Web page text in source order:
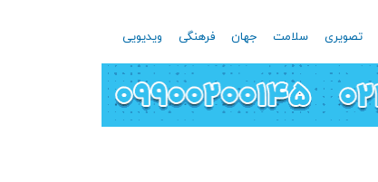
تصویری سلامت جهان فرهنگی ویدیویی